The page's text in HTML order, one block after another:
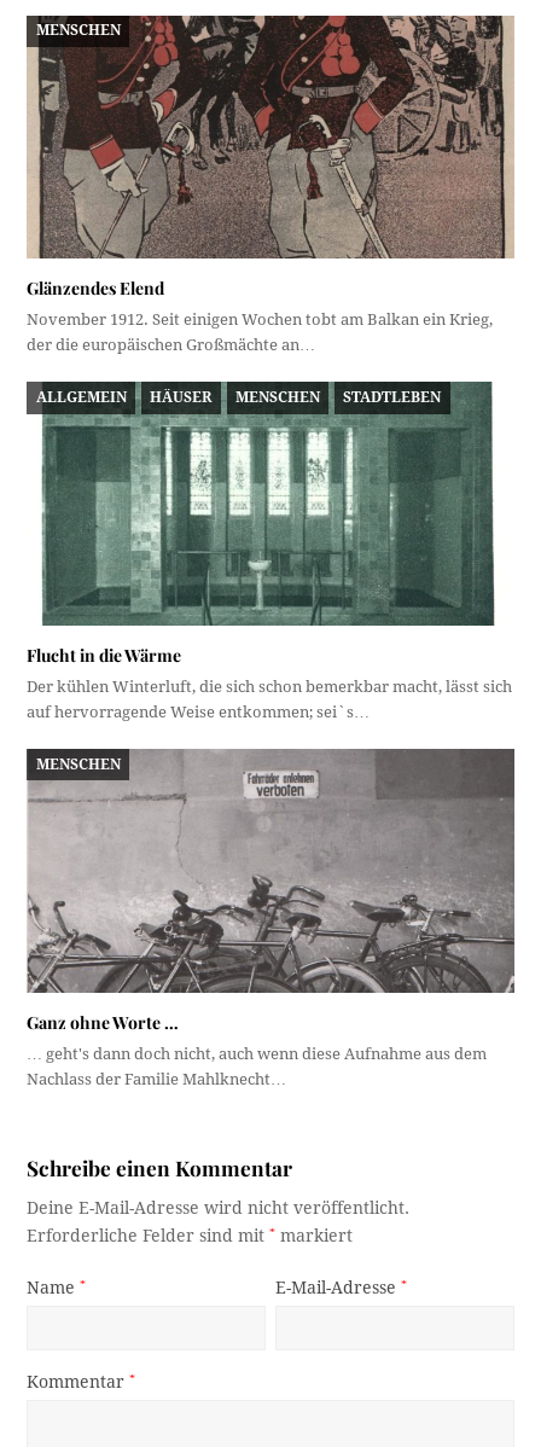
MENSCHEN
Glänzendes Elend
November 1912. Seit einigen Wochen tobt am Balkan ein Krieg,
der die europäischen Großmächte an…
ALLGEMEIN HÄUSER MENSCHEN STADTLEBEN
Flucht in die Wärme
Der kühlen Winterluft, die sich schon bemerkbar macht, lässt sich
auf hervorragende Weise entkommen; sei`s…
MENSCHEN
Ganz ohne Worte …
… geht's dann doch nicht, auch wenn diese Aufnahme aus dem
Nachlass der Familie Mahlknecht…
Schreibe einen Kommentar
Deine E-Mail-Adresse wird nicht veröffentlicht.
Erforderliche Felder sind mit* markiert
Name* E-Mail-Adresse*
Kommentar*